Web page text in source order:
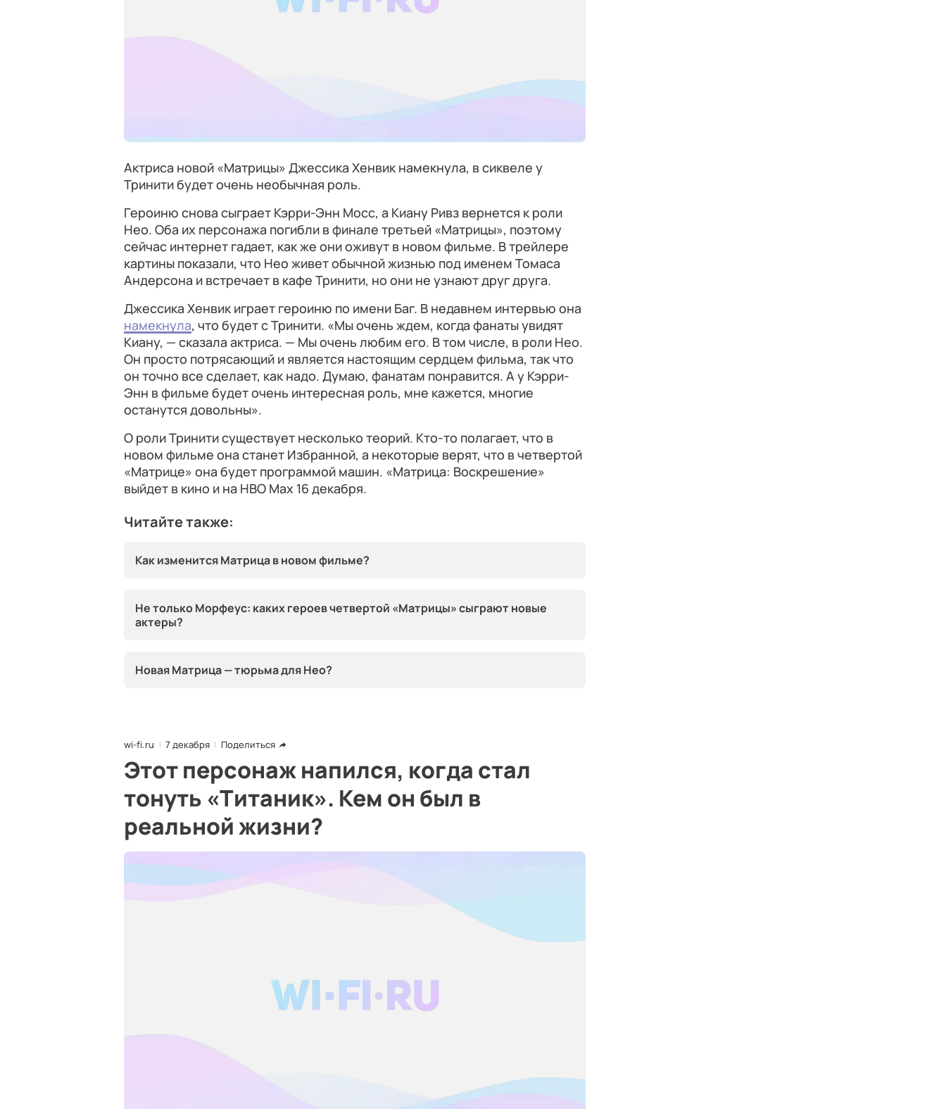
Актриса новой «Матрицы» Джессика Хенвик намекнула, в сиквеле у
Тринити будет очень необычная роль.
Героиню снова сыграет Кэрри-Энн Мосс, а Киану Ривз вернется к роли
Нео. Оба их персонажа погибли в финале третьей «Матрицы», поэтому
сейчас интернет гадает, как же они оживут в новом фильме. В трейлере
картины показали, что Нео живет обычной жизнью под именем Томаса
Андерсона и встречает в кафе Тринити, но они не узнают друг друга.
Джессика Хенвик играет героиню по имени Баг. В недавнем интервью она
намекнула, что будет с Тринити. «Мы очень ждем, когда фанаты увидят
Киану, — сказала актриса. — Мы очень любим его. В том числе, в роли Нео.
Он просто потрясающий и является настоящим сердцем фильма, так что
он точно все сделает, как надо. Думаю, фанатам понравится. А у Кэрри-
Энн в фильме будет очень интересная роль, мне кажется, многие
останутся довольны».
О роли Тринити существует несколько теорий. Кто-то полагает, что в
новом фильме она станет Избранной, а некоторые верят, что в четвертой
«Матрице» она будет программой машин. «Матрица: Воскрешение»
выйдет в кино и на HBO Max 16 декабря.
Читайте также:
Как изменится Матрица в новом фильме?
Не только Морфеус: каких героев четвертой «Матрицы» сыграют новые
актеры?
Новая Матрица — тюрьма для Нео?
wi-fi.ru 7 декабря Поделиться
Этот персонаж напился, когда стал
тонуть «Титаник». Кем он был в
реальной жизни?